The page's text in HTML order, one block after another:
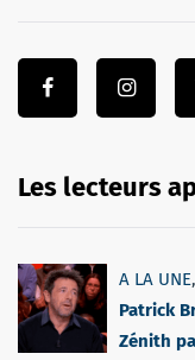
Les lecteurs
A LA UNE,
Patrick
Zénith